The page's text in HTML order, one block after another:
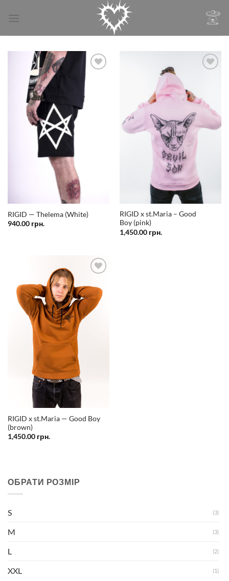
RIGID — Thelema (White)
940.00 грн.
Додати
у
список
бажань
RIGID x st.Maria – Good
Boy (pink)
1,450.00 грн.
Додати
у
список
бажань
RIGID x st.Maria — Good Boy
(brown)
1,450.00 грн.
ОБРАТИ РОЗМІР
S (3)
M (3)
L (2)
XXL (1)